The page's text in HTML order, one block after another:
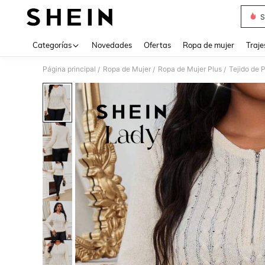
Categorías Novedades Ofertas Ropa de mujer
Página principal / Ropa de Mujer / Ropa de Mujer Plus / Tejido de